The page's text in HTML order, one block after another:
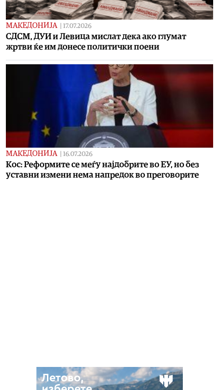
МАКЕДОНИЈА 17.07.2026
СДСМ, ДУИ и Левица мислат дека ако глумат
жртви ќе им донесе политички поени
МАКЕДОНИЈА 16.07.2026
Кос: Реформите се меѓу најдобрите во ЕУ, но без
уставни измени нема напредок во преговорите